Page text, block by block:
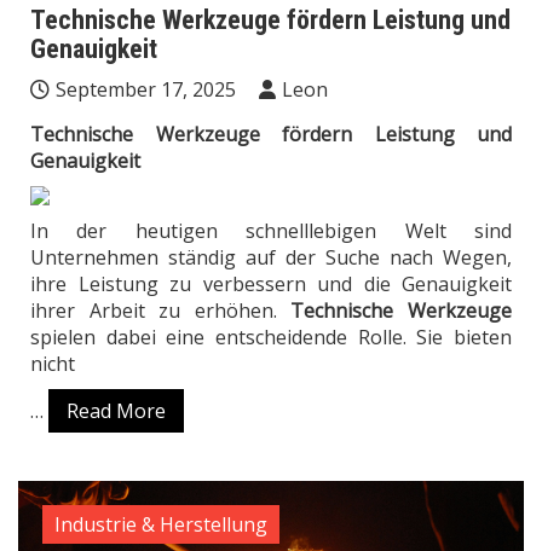
Technische Werkzeuge fördern Leistung und
Genauigkeit
September 17, 2025
Leon
Technische Werkzeuge fördern Leistung und
Genauigkeit
In der heutigen schnelllebigen Welt sind
Unternehmen ständig auf der Suche nach Wegen,
ihre Leistung zu verbessern und die Genauigkeit
ihrer Arbeit zu erhöhen. Technische Werkzeuge
spielen dabei eine entscheidende Rolle. Sie bieten
nicht
…
Read More
Industrie & Herstellung